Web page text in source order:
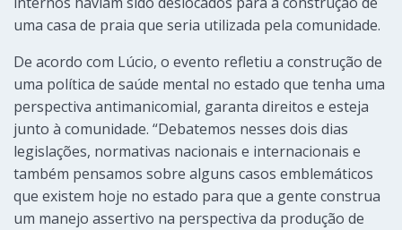
uma casa de praia que seria utilizada pela comunidade.
De acordo com Lúcio, o evento refletiu a construção de
uma política de saúde mental no estado que tenha uma
perspectiva antimanicomial, garanta direitos e esteja
junto à comunidade. “Debatemos nesses dois dias
legislações, normativas nacionais e internacionais e
também pensamos sobre alguns casos emblemáticos
que existem hoje no estado para que a gente construa
um manejo assertivo na perspectiva da produção de